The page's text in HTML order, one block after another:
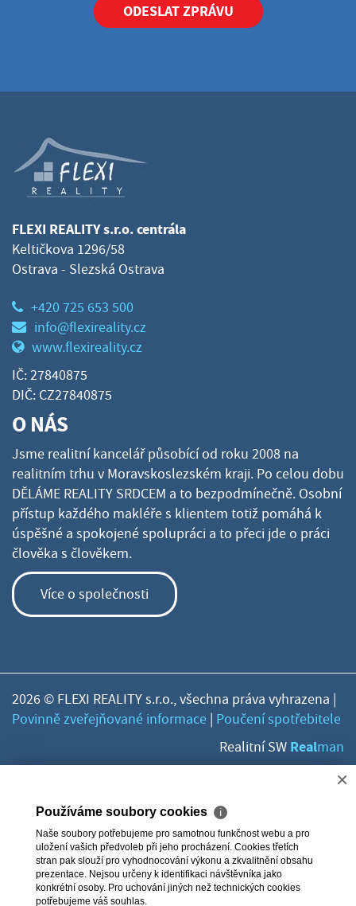
ODESLAT ZPRÁVU
FLEXI REALITY s.r.o. centrála
Keltičkova 1296/58
Ostrava - Slezská Ostrava
+420 725 653 500
info@flexireality.cz
www.flexireality.cz
IČ: 27840875
DIČ: CZ27840875
O NÁS
Jsme realitní kancelář působící od roku 2008 na
realitním trhu v Moravskoslezském kraji. Po celou dobu
DĚLÁME REALITY SRDCEM a to bezpodmínečně. Osobní
přístup každého makléře s klientem totiž pomáhá k
úspěšné a spokojené spolupráci a to přeci jde o práci
člověka s člověkem.
Více o společnosti
2026 © FLEXI REALITY s.r.o., všechna práva vyhrazena |
Povinně zveřejňované informace | Poučení spotřebitele
Realitní SW Realman
×
Používáme soubory cookies ℹ
Naše soubory potřebujeme pro samotnou funkčnost webu a pro
uložení vašich předvoleb při jeho procházení. Cookies třetích
stran pak slouží pro vyhodnocování výkonu a zkvalitnění obsahu
prezentace. Nejsou určeny k identifikaci návštěvníka jako
konkrétní osoby. Pro uchování jiných než technických cookies
potřebujeme váš souhlas.